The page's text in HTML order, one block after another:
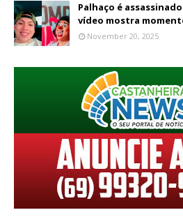
Palhaço é
vídeo mostra
November 20, 2025